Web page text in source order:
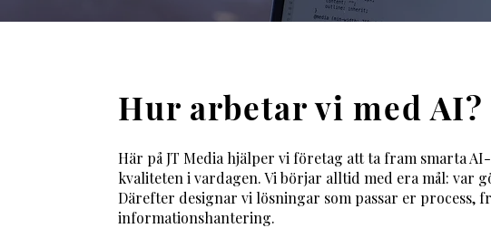
Hur arbetar vi med AI?
Här på JT Media hjälper vi företag att ta fram smarta
kvaliteten i vardagen. Vi börjar alltid med era mål: var
Därefter designar vi lösningar som passar er
informationshantering.